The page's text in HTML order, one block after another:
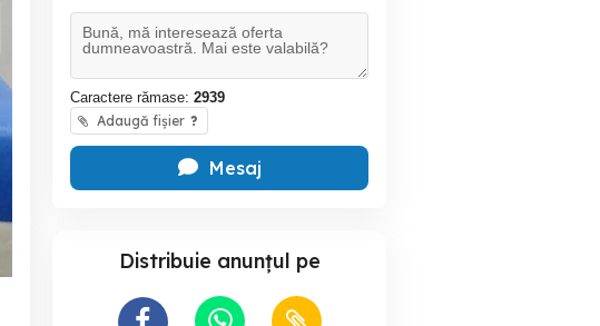
Caractere rămase: 2939
Adaugă fișier ?
Mesaj
Distribuie anunțul pe